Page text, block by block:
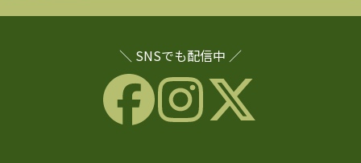
＼ SNSでも配信中 ／